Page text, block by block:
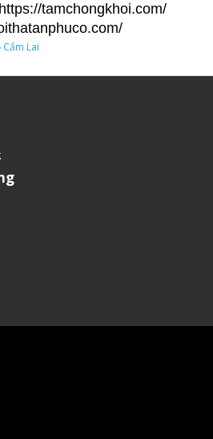
tamchongkhoi.com/
Lai